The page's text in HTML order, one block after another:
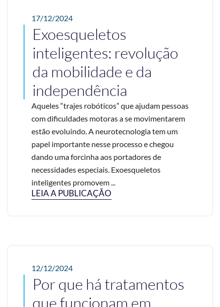
17/12/2024
Exoesqueletos
inteligentes: revolução
da mobilidade e da
independência
Aqueles “trajes robóticos” que ajudam pessoas
com dificuldades motoras a se movimentarem
estão evoluindo. A neurotecnologia tem um
papel importante nesse processo e chegou
dando uma forcinha aos portadores de
necessidades especiais. Exoesqueletos
inteligentes promovem ...
LEIA A PUBLICAÇÃO
12/12/2024
Por que há tratamentos
que funcionam em